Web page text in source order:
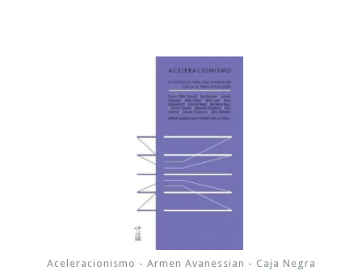
Aceleracionismo - Armen Avanessian - Caja Negra